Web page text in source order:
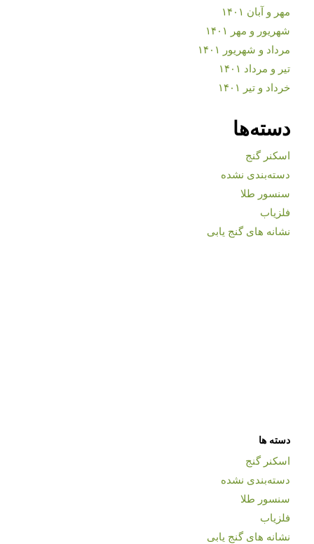
مهر و آبان ۱۴۰۱
شهریور و مهر ۱۴۰۱
مرداد و شهریور ۱۴۰۱
تیر و مرداد ۱۴۰۱
خرداد و تیر ۱۴۰۱
دسته‌ها
اسکنر گنج
دسته‌بندی نشده
سنسور طلا
فلزیاب
نشانه های گنج یابی
دسته ها
اسکنر گنج
دسته‌بندی نشده
سنسور طلا
فلزیاب
نشانه های گنج یابی